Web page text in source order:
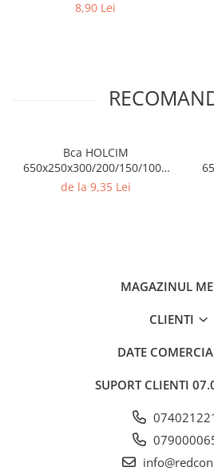
240 (L x G x H)
8,90 Lei
Bca HOLCIM
650x250x300/200/150/100 -
pret/buc
de la 9,35 Lei
MAGAZINUL
CLIENTI
DATE
SUPORT CLIENTI